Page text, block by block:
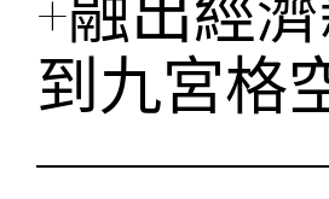
到九宮格